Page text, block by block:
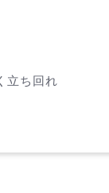
立ち回れ